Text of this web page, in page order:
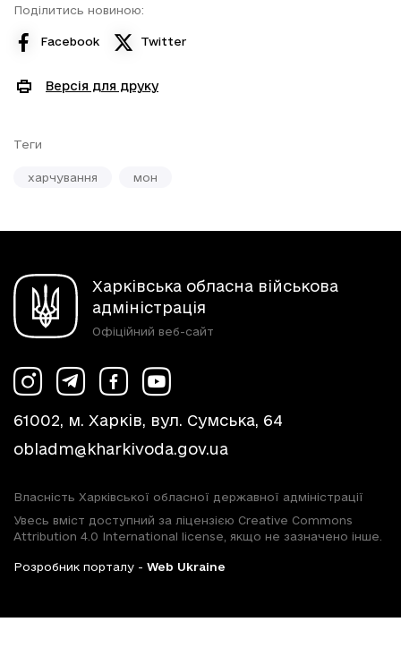
Поділитись новиною:
Facebook Twitter
Версія для друку
Теги
харчування мон
Харківська обласна військова
адміністрація
Офіційний веб-сайт
61002, м. Харків, вул. Сумська, 64
obladm@kharkivoda.gov.ua
Власність Харківської обласної державної адміністрації
Увесь вміст доступний за ліцензією Creative Commons
Attribution 4.0 International license, якщо не зазначено інше.
Розробник порталу - Web Ukraine